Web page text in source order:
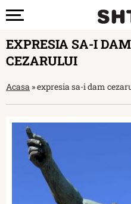
EXPRESIA SA-I
CEZARULUI
Acasa »expresia sa-i dam